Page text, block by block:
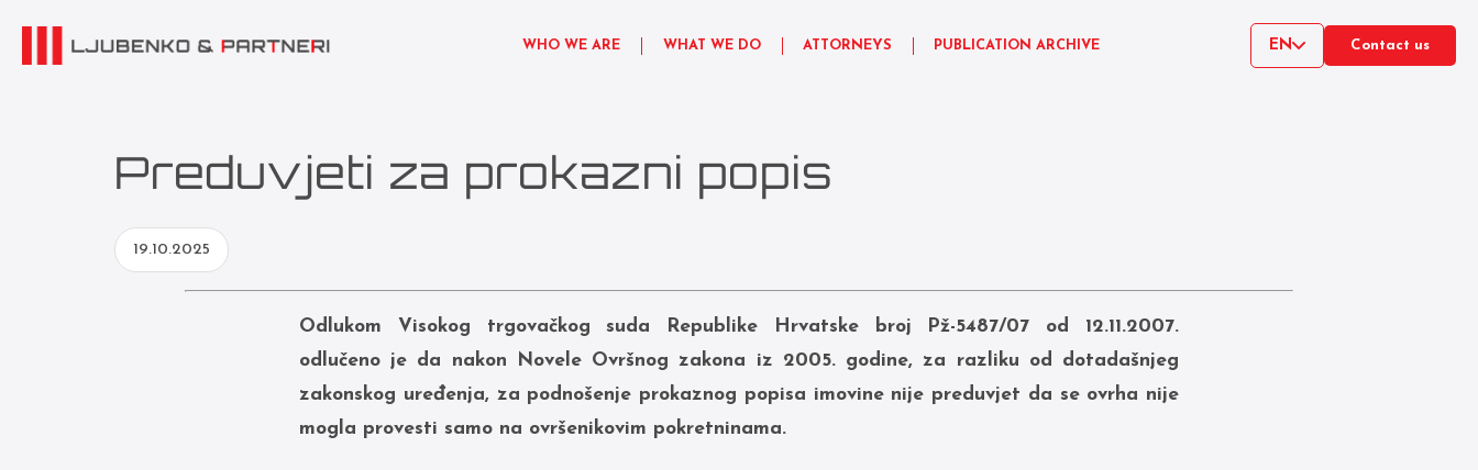
WHO WE ARE WHAT WE DO ATTORNEYS PUBLICATION ARCHIVE EN Contact us
Preduvjeti za prokazni popis
19.10.2025
Odlukom Visokog trgovačkog suda Republike Hrvatske broj Pž-5487/07 od 12.11.2007.
odlučeno je da nakon Novele Ovršnog zakona iz 2005. godine, za razliku od dotadašnjeg
zakonskog uređenja, za podnošenje prokaznog popisa imovine nije preduvjet da se ovrha nije
mogla provesti samo na ovršenikovim pokretninama.